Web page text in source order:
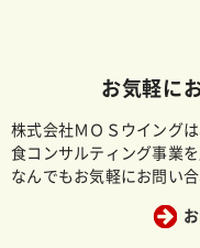
お気軽に
株式会社ＭＯＳウイング
食コンサルティング事業
なんでもお気軽にお問い合